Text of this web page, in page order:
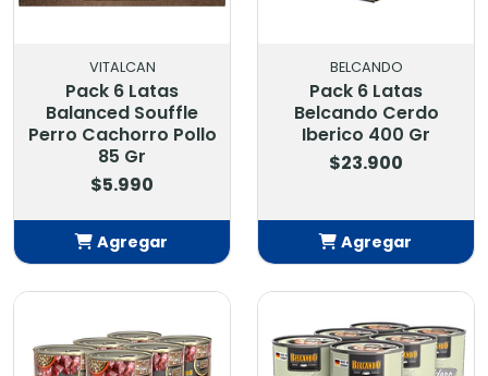
VITALCAN
Pack 6 Latas
Balanced Souffle
Perro Cachorro Pollo
85 Gr
$5.990
Agregar
BELCANDO
Pack 6 Latas
Belcando Cerdo
Iberico 400 Gr
$23.900
Agregar